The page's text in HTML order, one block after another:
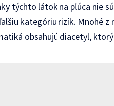
týchto látok na pľúca nie
kategóriu rizík. Mnohé z
obsahujú diacetyl,